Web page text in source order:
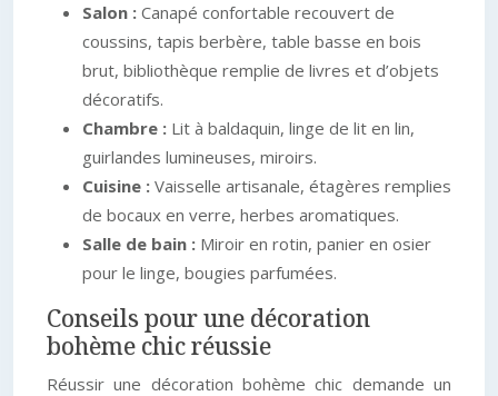
Salon : Canapé confortable recouvert de
coussins, tapis berbère, table basse en bois
brut, bibliothèque remplie de livres et d’objets
décoratifs.
Chambre : Lit à baldaquin, linge de lit en lin,
guirlandes lumineuses, miroirs.
Cuisine : Vaisselle artisanale, étagères remplies
de bocaux en verre, herbes aromatiques.
Salle de bain : Miroir en rotin, panier en osier
pour le linge, bougies parfumées.
Conseils pour une décoration
bohème chic réussie
Réussir une décoration bohème chic demande un